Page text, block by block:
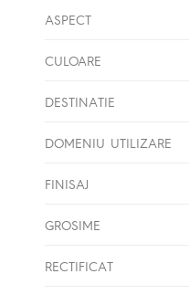
ASPECT
CULOARE
DESTINATIE
DOMENIU UTILIZARE
FINISAJ
GROSIME
RECTIFICAT